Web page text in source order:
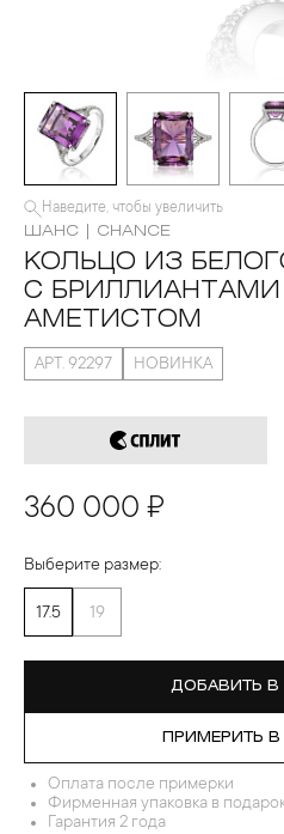
Наведите, чтобы увеличить
ШАНС | CHANCE
КОЛЬЦО ИЗ
С БРИЛЛИАНТАМИ
АМЕТИСТОМ
АРТ. 92297 НОВИНКА
360 000 ₽
Выберите размер:
17.5 19
ДОБАВИТЬ В
ПРИМЕРИТЬ В
Оплата после примерки
Фирменная упаковка в
Гарантия 2 года